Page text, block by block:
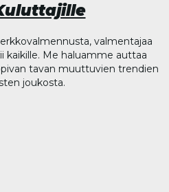
valmentajaa
kaikille. Me haluamme auttaa
tavan muuttuvien trendien
joukosta.